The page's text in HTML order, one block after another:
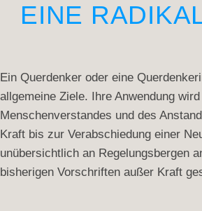
EINE
Ein Querdenker oder eine
allgemeine Ziele. Ihre Anwendung
Menschenverstandes und des
Kraft bis zur Verabschiedung einer
unübersichtlich an Regelungsbergen
bisherigen Vorschriften außer Kraft